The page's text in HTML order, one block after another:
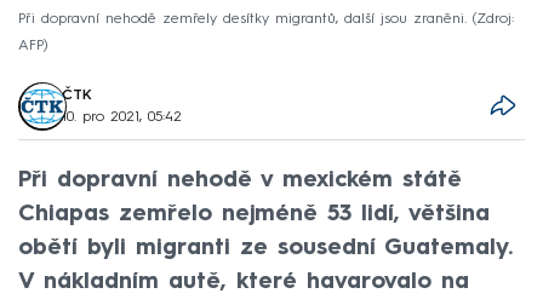
Při dopravní nehodě zemřely desítky migrantů, další jsou zraněni.
Zdroj:
AFP
ČTK
10. pro 2021, 05:42
Při dopravní nehodě v mexickém státě
Chiapas zemřelo nejméně 53 lidí, většina
obětí byli migranti ze sousední Guatemaly.
V nákladním autě, které havarovalo na